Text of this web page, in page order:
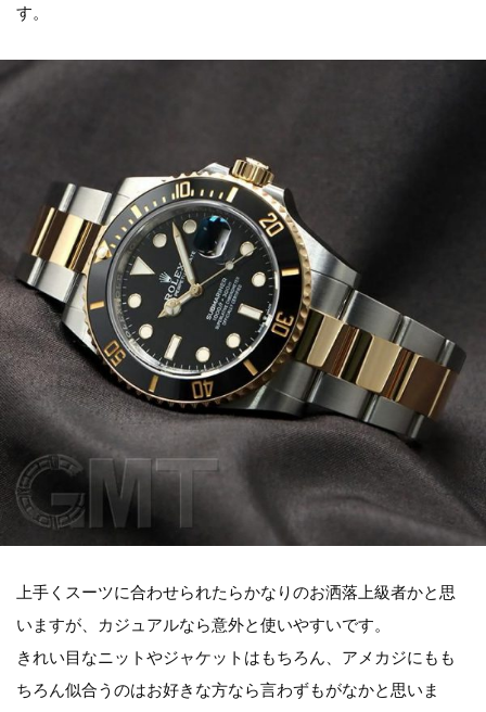
す。
上手くスーツに合わせられたらかなりのお洒落上級者かと思
いますが、カジュアルなら意外と使いやすいです。
きれい目なニットやジャケットはもちろん、アメカジにもも
ちろん似合うのはお好きな方なら言わずもがなかと思いま